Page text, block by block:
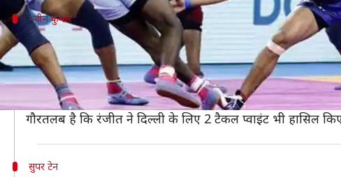
नवीन कुमार
रुकने का नाम नहीं ले रहे हैं नवीन
दिल्ली के रेडर नवीन कुमार रुकने का नाम नहीं ले रहे हैं और उन्होंने
मुकाबलेे में नवीन ने कुल 19 रेड किए और कुल 12 प्वाइंट हासिल
नवीन के अलावा स्टार रेडर चंद्रन रंजीत ने भी अपना शानदार
गौरतलब है कि रंजीत ने दिल्ली के लिए 2 टैकल प्वाइंट भी हासिल
सुपर टेन